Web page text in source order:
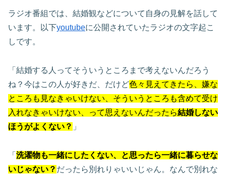
ラジオ番組では、結婚観などについて自身の見解を話して
います。以下youtubeに公開されていたラジオの文字起こ
しです。
「結婚する人ってそういうところまで考えないんだろう
ね？今はこの人が好きだ、だけど色々見えてきたら、嫌な
ところも見なきゃいけない、そういうところも含めて受け
入れなきゃいけない、って思えないんだったら結婚しない
ほうがよくない？ 」
「 洗濯物も一緒にしたくない、と思ったら一緒に暮らせな
いじゃない？ だったら別れりゃいいじゃん。なんで別れな